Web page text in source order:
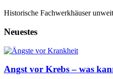
Historische Fachwerkhäuser
Neuestes
Angst vor Krebs – was